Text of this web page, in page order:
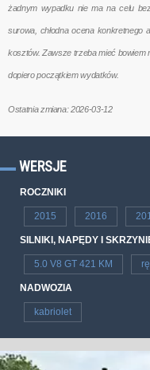
żadnym wypadku nie ma na celu
surowa, chłodna ocena konkretnego
kosztów. Zawsze trzeba mieć bowiem
dopiero początkiem wydatków.
Ostatnia zmiana: 2026-03-12
WERSJE
ROCZNIKI
2015 2016
SILNIKI, NAPĘDY I
5.0 V8 GT 421 KM
NADWOZIA
kabriolet